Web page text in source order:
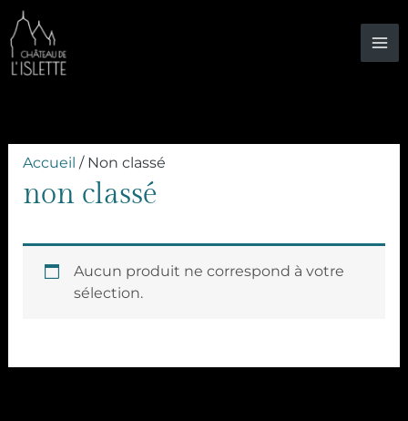
Aller
au
contenu
Accueil / Non classé
non classé
Aucun produit ne correspond à votre
sélection.